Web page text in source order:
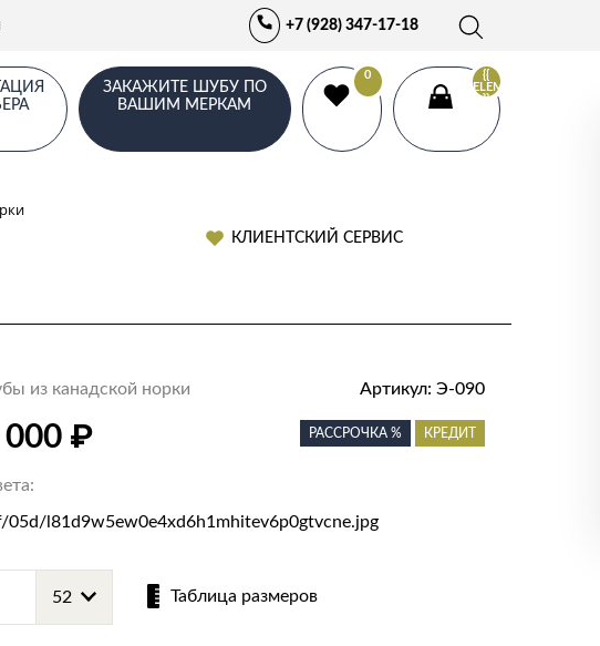
+7 (928) 347-17-18
ЗАКАЖИТЕ ШУБУ ПО
ВАШИМ МЕРКАМ
0
{{
ELEMENTS.LENGTH
}}
КЛИЕНТСКИЙ СЕРВИС
из канадской норки Артикул:Э-090
000 ₽ РАССРОЧКА % КРЕДИТ
Таблица размеров